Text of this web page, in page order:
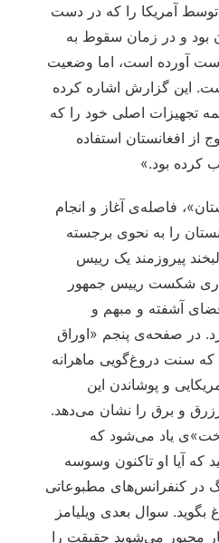
توسط آمریکا را که در دست
بود و در زمان سقوط به
آورده است، اما وضعیت
این گزارش اشاره کرده
تجهیزات اصلی خود را که
از افغانستان استفاده
کرده بود.»
فاصله‌ی آغاز و انجام
را به نحوی برجسته
پیروزمند یک رییس
شکست رییس جمهور
آشفته و مبهم و
در صفحه‌ی پنجم «اوراق
سنت دروغ‌گویی ماهرانه
و پوشاندن این
و برق را نشان می‌دهد.
یاد می‌شود که
که آیا او تاکنون وسوسه
در کنفرانس‌های مطبوعاتی
سوال بعدی ویلیامز
مجبور می‌شوید حقیقت را